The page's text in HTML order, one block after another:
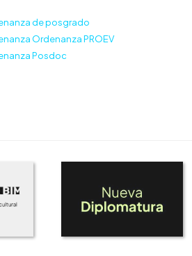
de posgrado
Ordenanza PROEV
Posdoc